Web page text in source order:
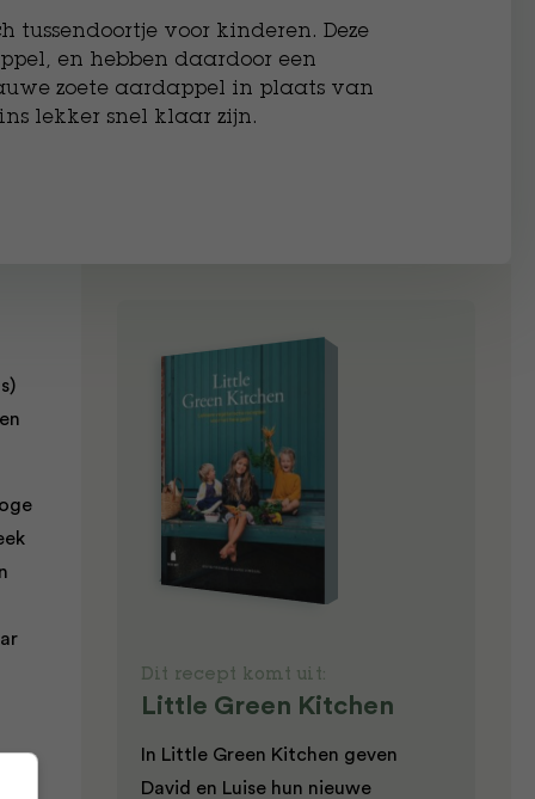
tussendoortje voor kinderen. Deze
en hebben daardoor een
zoete aardappel in plaats van
lekker snel klaar zijn.
Dit recept komt uit:
Little Green Kitchen
In Little Green Kitchen geven
David en Luise hun nieuwe